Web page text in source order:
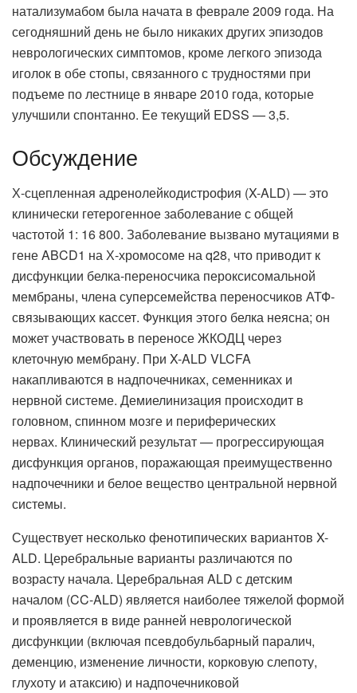
натализумабом была начата в феврале 2009 года. На
сегодняшний день не было никаких других эпизодов
неврологических симптомов, кроме легкого эпизода
иголок в обе стопы, связанного с трудностями при
подъеме по лестнице в январе 2010 года, которые
улучшили спонтанно. Ее текущий EDSS — 3,5.
Обсуждение
Х-сцепленная адренолейкодистрофия (X-ALD) — это
клинически гетерогенное заболевание с общей
частотой 1: 16 800. Заболевание вызвано мутациями в
гене ABCD1 на Х-хромосоме на q28, что приводит к
дисфункции белка-переносчика пероксисомальной
мембраны, члена суперсемейства переносчиков АТФ-
связывающих кассет. Функция этого белка неясна; он
может участвовать в переносе ЖКОДЦ через
клеточную мембрану. При X-ALD VLCFA
накапливаются в надпочечниках, семенниках и
нервной системе. Демиелинизация происходит в
головном, спинном мозге и периферических
нервах. Клинический результат — прогрессирующая
дисфункция органов, поражающая преимущественно
надпочечники и белое вещество центральной нервной
системы.
Существует несколько фенотипических вариантов X-
ALD. Церебральные варианты различаются по
возрасту начала. Церебральная ALD с детским
началом (CC-ALD) является наиболее тяжелой формой
и проявляется в виде ранней неврологической
дисфункции (включая псевдобульбарный паралич,
деменцию, изменение личности, корковую слепоту,
глухоту и атаксию) и надпочечниковой